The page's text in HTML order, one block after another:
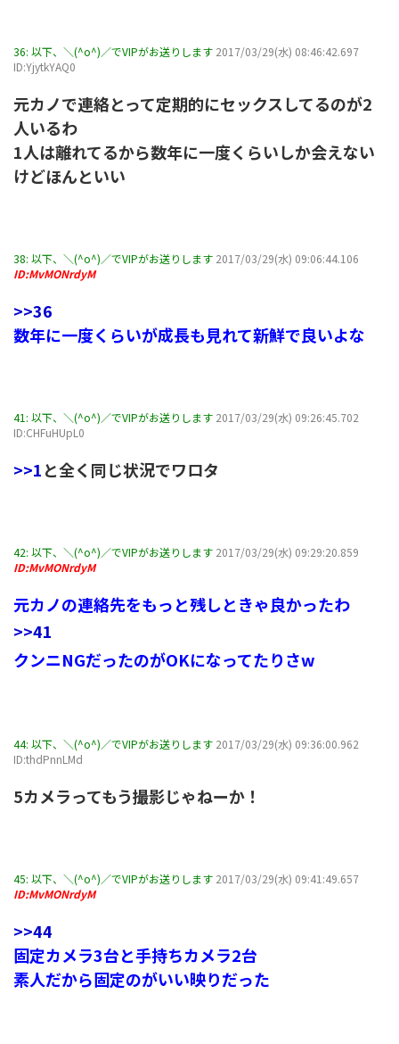
36: 以下、＼(^o^)／でVIPがお送りします 2017/03/29(水) 08:46:42.697
ID:YjytkYAQ0
元カノで連絡とって定期的にセックスしてるのが2
人いるわ
1人は離れてるから数年に一度くらいしか会えない
けどほんといい
38: 以下、＼(^o^)／でVIPがお送りします 2017/03/29(水) 09:06:44.106
ID:MvMONrdyM
>>36
数年に一度くらいが成長も見れて新鮮で良いよな
41: 以下、＼(^o^)／でVIPがお送りします 2017/03/29(水) 09:26:45.702
ID:CHFuHUpL0
>>1と全く同じ状況でワロタ
42: 以下、＼(^o^)／でVIPがお送りします 2017/03/29(水) 09:29:20.859
ID:MvMONrdyM
元カノの連絡先をもっと残しときゃ良かったわ
>>41
クンニNGだったのがOKになってたりさw
44: 以下、＼(^o^)／でVIPがお送りします 2017/03/29(水) 09:36:00.962
ID:thdPnnLMd
5カメラってもう撮影じゃねーか！
45: 以下、＼(^o^)／でVIPがお送りします 2017/03/29(水) 09:41:49.657
ID:MvMONrdyM
>>44
固定カメラ3台と手持ちカメラ2台
素人だから固定のがいい映りだった